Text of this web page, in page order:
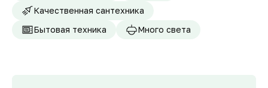
Качественная сантехника
Бытовая техника
Много света